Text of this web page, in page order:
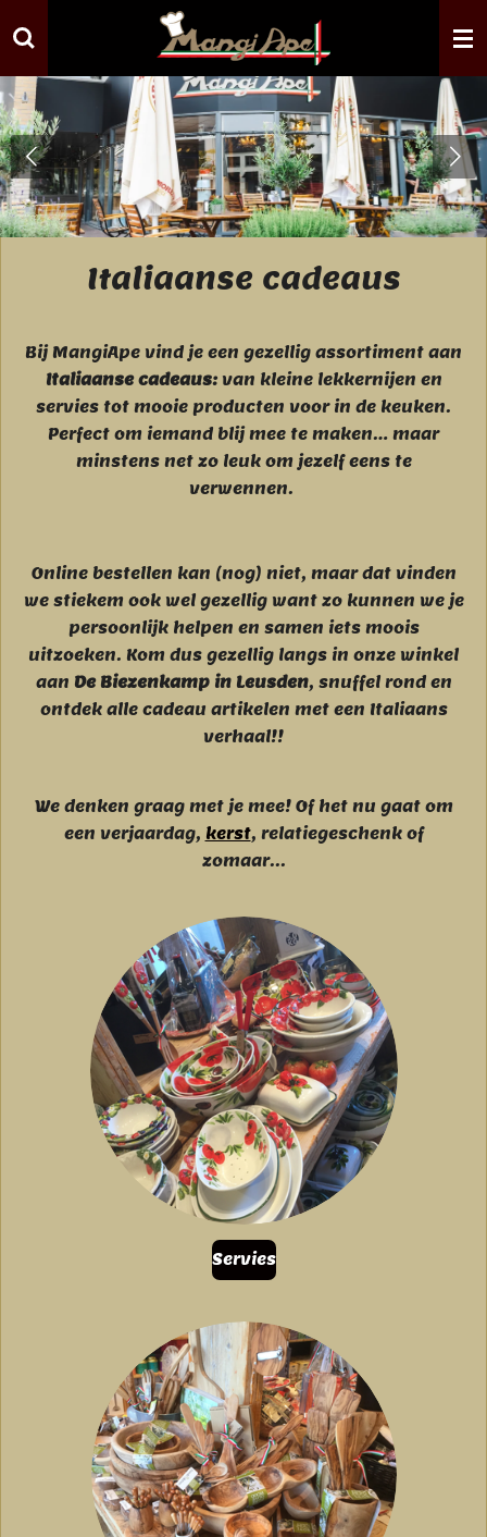
direct
naar
de
hoofdinhoud
Italiaanse cadeaus
Bij MangiApe vind je een gezellig assortiment aan
Italiaanse cadeaus:van kleine lekkernijen en
servies tot mooie producten voor in de keuken.
Perfect om iemand blij mee te maken… maar
minstens net zo leuk om jezelf eens te
verwennen.
Online bestellen kan (nog) niet, maar dat vinden
we stiekem ook wel gezellig want zo kunnen we je
persoonlijk helpen en samen iets moois
uitzoeken. Kom dus gezellig langs in onze winkel
aan De Biezenkamp in Leusden, snuffel rond en
ontdek alle cadeau artikelen met een Italiaans
verhaal!!
We denken graag met je mee! Of het nu gaat om
een verjaardag, kerst, relatiegeschenk of
zomaar...
Servies